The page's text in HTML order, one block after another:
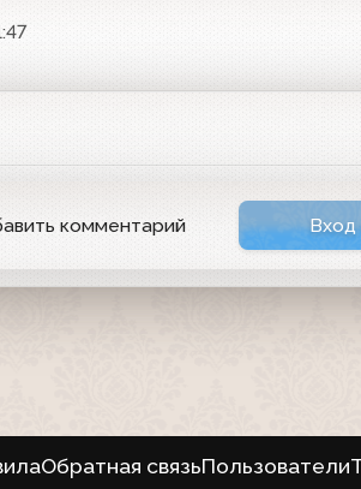
комментарий Вход
Обратная связьПользователи